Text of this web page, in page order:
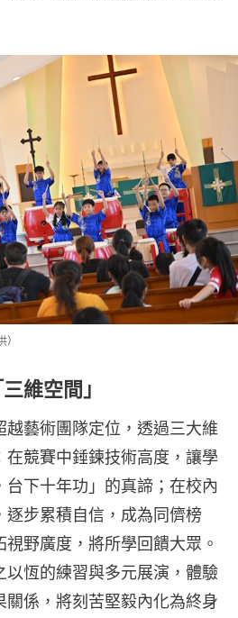
維空間」
藝術團隊定位，透過三大維
在競賽中錘鍊技術高度，讓學
台下十年功」的真諦；在校內
步累積自信，成為同儕榜
野廣度，將所學回饋大眾。
恆的練習與多元展演，體驗
關係，將刻苦堅毅內化為終身